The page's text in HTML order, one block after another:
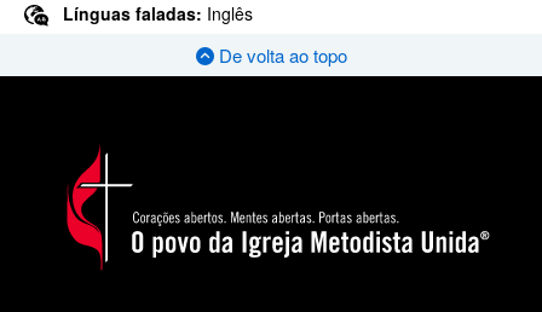
Línguas faladas: Inglês
De volta ao topo